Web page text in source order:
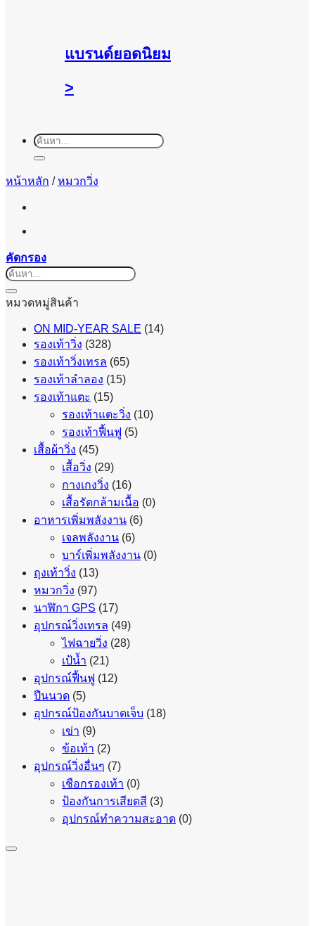
แบรนด์ยอดนิยม
>
ค้นหา:
หน้าหลัก / หมวกวิ่ง
คัดกรอง
ค้นหา:
หมวดหมู่สินค้า
ON MID-YEAR SALE (14)
รองเท้าวิ่ง (328)
รองเท้าวิ่งเทรล (65)
รองเท้าลำลอง (15)
รองเท้าแตะ (15)
รองเท้าแตะวิ่ง (10)
รองเท้าฟื้นฟู (5)
เสื้อผ้าวิ่ง (45)
เสื้อวิ่ง (29)
กางเกงวิ่ง (16)
เสื้อรัดกล้ามเนื้อ (0)
อาหารเพิ่มพลังงาน (6)
เจลพลังงาน (6)
บาร์เพิ่มพลังงาน (0)
ถุงเท้าวิ่ง (13)
หมวกวิ่ง (97)
นาฬิกา GPS (17)
อุปกรณ์วิ่งเทรล (49)
ไฟฉายวิ่ง (28)
เป้น้ำ (21)
อุปกรณ์ฟื้นฟู (12)
ปืนนวด (5)
อุปกรณ์ป้องกันบาดเจ็บ (18)
เข่า (9)
ข้อเท้า (2)
อุปกรณ์วิ่งอื่นๆ (7)
เชือกรองเท้า (0)
ป้องกันการเสียดสี (3)
อุปกรณ์ทำความสะอาด (0)